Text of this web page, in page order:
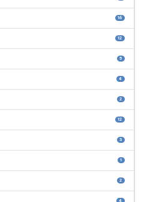
16
12
5
4
2
12
3
1
2
4